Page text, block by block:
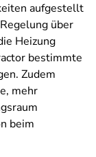
aufgestellt
über
Heizung
bestimmte
Zudem
mehr
beim